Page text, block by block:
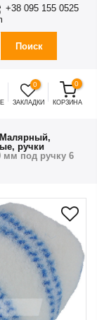
+38 095 155 0525
Поиск
0
ЗАКЛАДКИ
0
КОРЗИНА
Малярный,
ручки
мм под ручку 6